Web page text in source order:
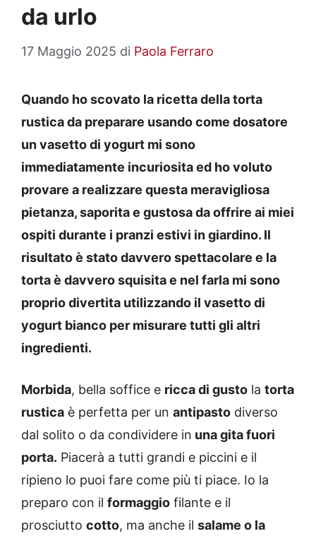
da urlo
17 Maggio 2025 di Paola Ferraro
Quando ho scovato la ricetta della torta
rustica da preparare usando come dosatore
un vasetto di yogurt mi sono
immediatamente incuriosita ed ho voluto
provare a realizzare questa meravigliosa
pietanza, saporita e gustosa da offrire ai miei
ospiti durante i pranzi estivi in giardino. Il
risultato è stato davvero spettacolare e la
torta è davvero squisita e nel farla mi sono
proprio divertita utilizzando il vasetto di
yogurt bianco per misurare tutti gli altri
ingredienti.
Morbida, bella soffice e ricca di gusto la torta
rustica è perfetta per un antipasto diverso
dal solito o da condividere in una gita fuori
porta. Piacerà a tutti grandi e piccini e il
ripieno lo puoi fare come più ti piace. Io la
preparo con il formaggio filante e il
prosciutto cotto, ma anche il salame o la